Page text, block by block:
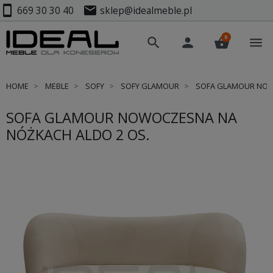
smartphone 669 30 30 40 mail sklep@idealmeble.pl
search person shopping_basket
0 menu
HOME MEBLE SOFY SOFY GLAMOUR SOFA GLAMOUR
SOFA GLAMOUR NOWOCZESNA NA
NÓŻKACH ALDO 2 OS.